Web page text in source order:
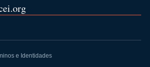
e Identidades